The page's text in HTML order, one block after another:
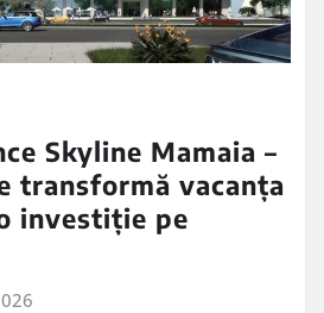
Skyline Mamaia –
transformă vacanța
investiție pe